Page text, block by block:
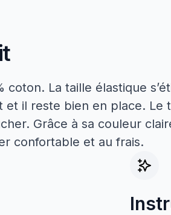
La taille élastique
il reste bien en place. Le
Grâce à sa couleur
confortable et au frais.